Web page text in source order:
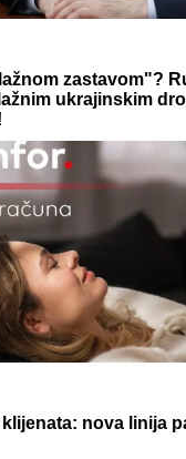
U
Jeremić neće
Stankoviću i
titulu bivšeg dečka
IH "BUVE"
Komšije progovorile o
Jeremić:
se posvađao sa
PREVIŠE